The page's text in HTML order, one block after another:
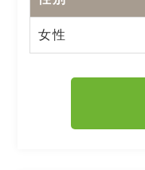
女性